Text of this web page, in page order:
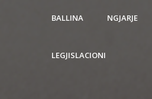
BALLINA NGJARJE
LEGJISLACIONI